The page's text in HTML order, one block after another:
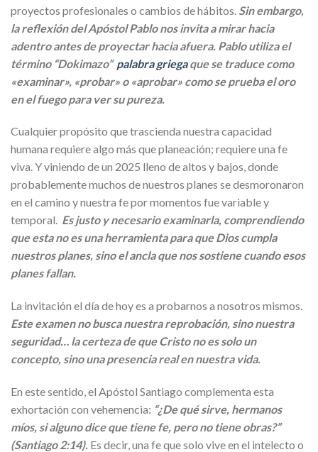
proyectos profesionales o cambios de hábitos. Sin embargo,
la reflexión del Apóstol Pablo nos invita a mirar hacia
adentro antes de proyectar hacia afuera. Pablo utiliza el
término “Dokimazo” palabra griegaque se traduce como
«examinar», «probar» o «aprobar» como se prueba el oro
en el fuego para ver su pureza.
Cualquier propósito que trascienda nuestra capacidad
humana requiere algo más que planeación; requiere una fe
viva. Y viniendo de un 2025 lleno de altos y bajos, donde
probablemente muchos de nuestros planes se desmoronaron
en el camino y nuestra fe por momentos fue variable y
temporal. Es justo y necesario examinarla, comprendiendo
que esta no es una herramienta para que Dios cumpla
nuestros planes, sino el ancla que nos sostiene cuando esos
planes fallan.
La invitación el día de hoy es a probarnos a nosotros mismos.
Este examen no busca nuestra reprobación, sino nuestra
seguridad… la certeza de que Cristo no es solo un
concepto, sino una presencia real en nuestra vida.
En este sentido, el Apóstol Santiago complementa esta
exhortación con vehemencia: “¿De qué sirve, hermanos
míos, si alguno dice que tiene fe, pero no tiene obras?”
(Santiago 2:14). Es decir, una fe que solo vive en el intelecto o